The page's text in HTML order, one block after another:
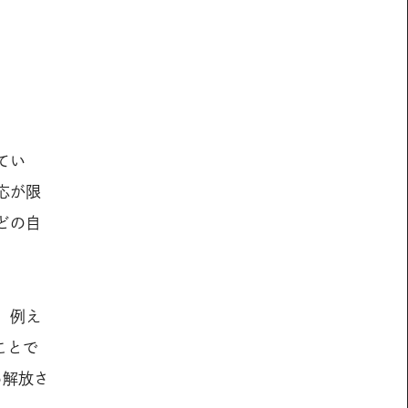
い
が限
の自
例え
とで
放さ